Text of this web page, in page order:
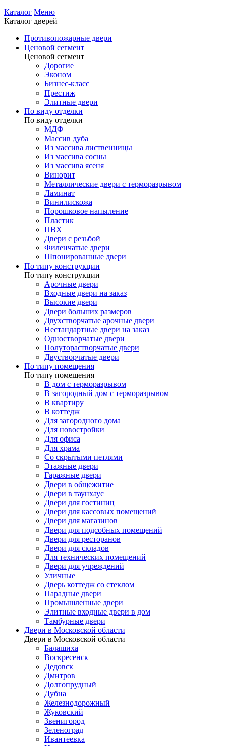
Каталог Меню
Каталог дверей
Противопожарные двери
Ценовой сегмент
Ценовой сегмент
Дорогие
Эконом
Бизнес-класс
Престиж
Элитные двери
По виду отделки
По виду отделки
МДФ
Массив дуба
Из массива лиственницы
Из массива сосны
Из массива ясеня
Винорит
Металлические двери с терморазрывом
Ламинат
Винилискожа
Порошковое напыление
Пластик
ПВХ
Двери с резьбой
Филенчатые двери
Шпонированные двери
По типу конструкции
По типу конструкции
Арочные двери
Входные двери на заказ
Высокие двери
Двери больших размеров
Двухстворчатые арочные двери
Нестандартные двери на заказ
Одностворчатые двери
Полуторастворчатые двери
Двустворчатые двери
По типу помещения
По типу помещения
В дом с терморазрывом
В загородный дом с терморазрывом
В квартиру
В коттедж
Для загородного дома
Для новостройки
Для офиса
Для храма
Со скрытыми петлями
Этажные двери
Гаражные двери
Двери в общежитие
Двери в таунхаус
Двери для гостиниц
Двери для кассовых помещений
Двери для магазинов
Двери для подсобных помещений
Двери для ресторанов
Двери для складов
Для технических помещений
Двери для учреждений
Уличные
Дверь коттедж со стеклом
Парадные двери
Промышленные двери
Элитные входные двери в дом
Тамбурные двери
Двери в Московской области
Двери в Московской области
Балашиха
Воскресенск
Дедовск
Дмитров
Долгопрудный
Дубна
Железнодорожный
Жуковский
Звенигород
Зеленоград
Ивантеевка